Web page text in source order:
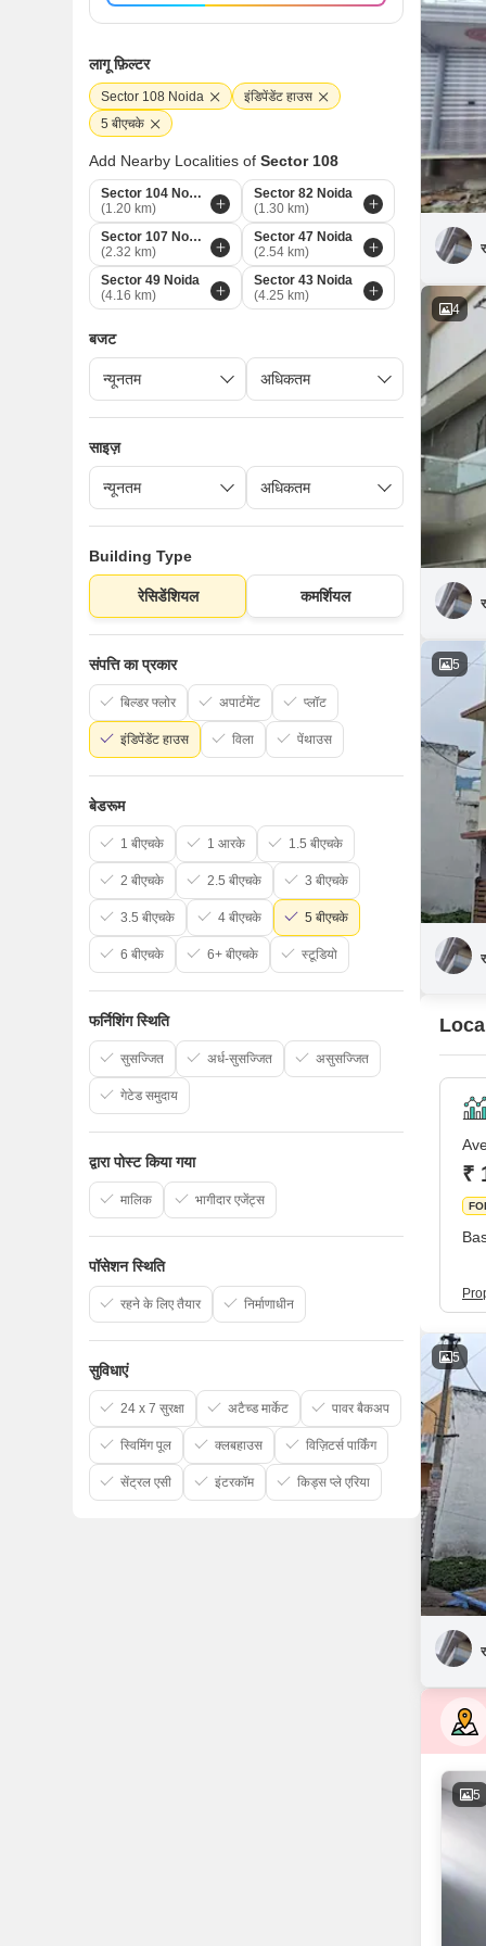
4
5
₹
5
5
लागू फ़िल्टर
Sector 108 Noida
इंडिपेंडेंट हाउस
5 बीएचके
Add Nearby Localities of Sector 108
Sector 104 Noida
(1.20 km)
Sector 82 Noida
(1.30 km)
Sector 107 Noida
(2.32 km)
Sector 47 Noida
(2.54 km)
Sector 49 Noida
(4.16 km)
Sector 43 Noida
(4.25 km)
बजट
साइज़
Building Type
रेसिडेंशियल कमर्शियल
संपत्ति का प्रकार
बिल्डर फ्लोर अपार्टमेंट प्लॉट
इंडिपेंडेंट हाउस विला पेंथाउस
बेडरूम
1 बीएचके 1 आरके 1.5 बीएचके
2 बीएचके 2.5 बीएचके 3 बीएचके
3.5 बीएचके 4 बीएचके 5 बीएचके
6 बीएचके 6+ बीएचके स्टूडियो
फर्निशिंग स्थिति
सुसज्जित अर्ध-सुसज्जित असुसज्जित
गेटेड समुदाय
द्वारा पोस्ट किया गया
मालिक भागीदार एजेंट्स
पॉसेशन स्थिति
रहने के लिए तैयार निर्माणाधीन
सुविधाएं
24 x 7 सुरक्षा अटैच्ड मार्केट पावर बैकअप
स्विमिंग पूल क्लबहाउस विज़िटर्स पार्किंग
सेंट्रल एसी इंटरकॉम किड्स प्ले एरिया